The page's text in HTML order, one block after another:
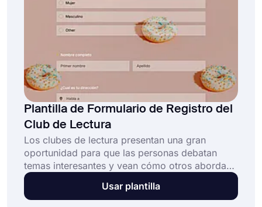
Plantilla de Formulario de Registro del
Club de Lectura
Los clubes de lectura presentan una gran
oportunidad para que las personas debatan
temas interesantes y vean cómo otros abordan
los mismos temas. Si planea iniciar un club de
lectura, el uso de un formulario en línea
Usar plantilla